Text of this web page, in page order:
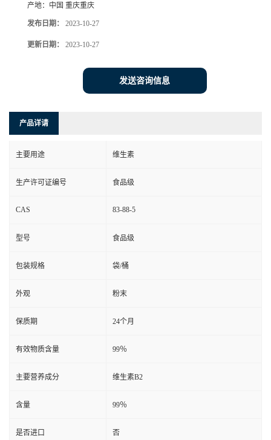
产地： 中国 重庆重庆
发布日期： 2023-10-27
更新日期： 2023-10-27
发送咨询信息
产品详请
主要用途 维生素
生产许可证编号 食品级
CAS 83-88-5
型号 食品级
包装规格 袋/桶
外观 粉末
保质期 24个月
有效物质含量 99％
主要营养成分 维生素B2
含量 99％
是否进口 否